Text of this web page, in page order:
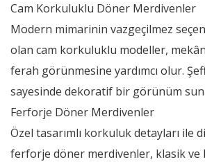
Cam Korkuluklu Döner Merdivenler
Modern mimarinin vazgeçilmez
olan cam korkuluklu modeller,
ferah görünmesine yardımcı olur.
sayesinde dekoratif bir görünüm
Ferforje Döner Merdivenler
Özel tasarımlı korkuluk detayları ile
ferforje döner merdivenler, klasik ve